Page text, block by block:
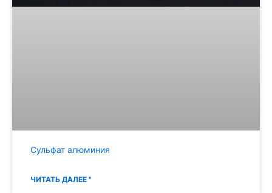
Сульфат алюминия
ЧИТАТЬ ДАЛЕЕ "